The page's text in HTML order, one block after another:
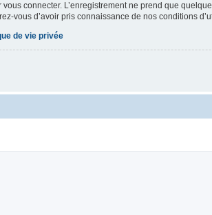
connecter. L’enregistrement ne prend que
vous d’avoir pris connaissance de nos conditions
de vie privée